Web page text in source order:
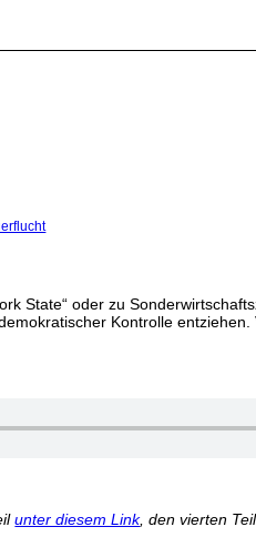
State“ oder zu
Kontrolle entziehen.
unter diesem Link, den vierten